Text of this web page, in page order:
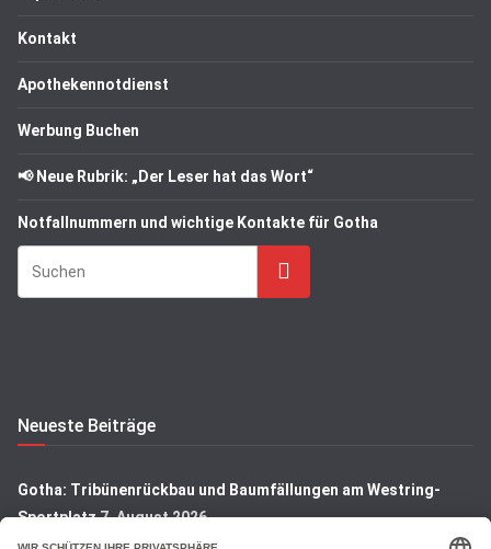
Kontakt
Apothekennotdienst
Werbung Buchen
📢 Neue Rubrik: „Der Leser hat das Wort“
Notfallnummern und wichtige Kontakte für Gotha
Suchen
Neueste Beiträge
Gotha: Tribünenrückbau und Baumfällungen am Westring-
Sportplatz7. August 2026